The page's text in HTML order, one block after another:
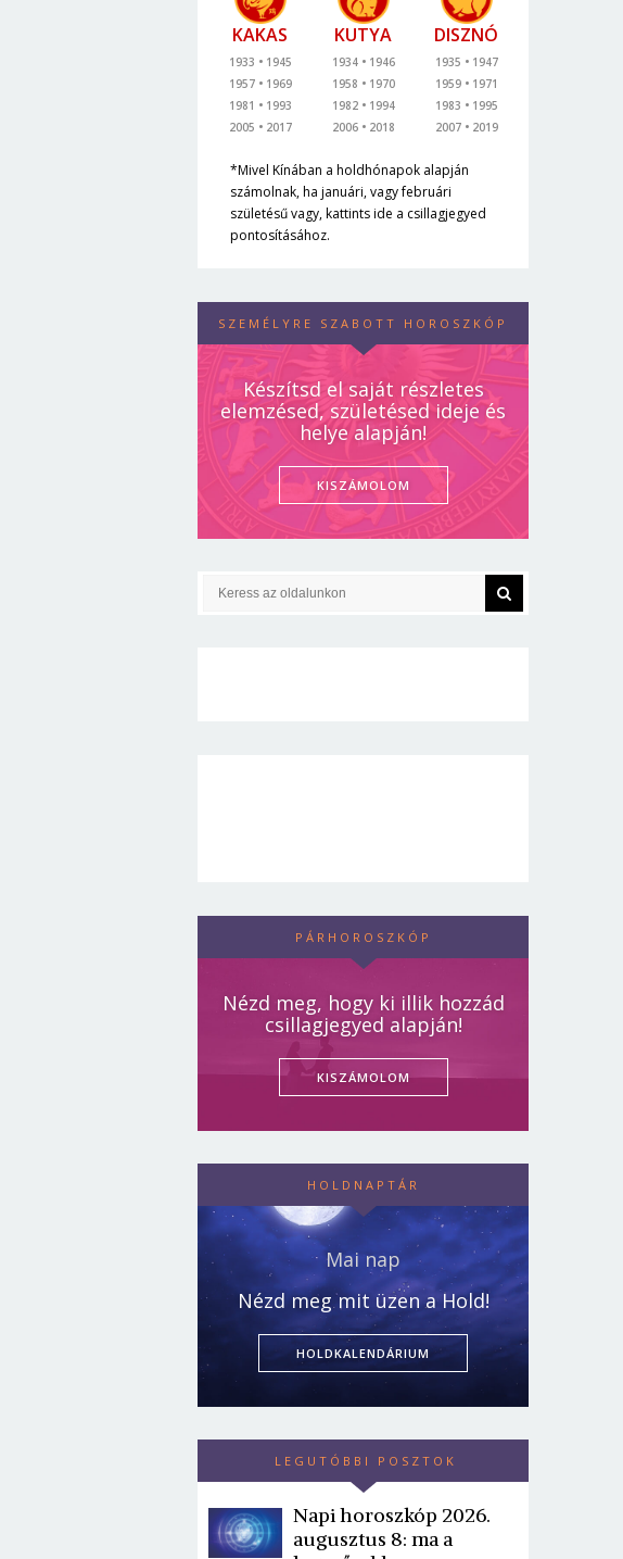
KAKAS
1933
1945
1957
1969
1981
1993
2005
2017
KUTYA
1934
1946
1958
1970
1982
1994
2006
2018
DISZNÓ
1935
1947
1959
1971
1983
1995
2007
2019
*Mivel Kínában a holdhónapok alapján
számolnak, ha januári, vagy februári
születésű vagy, kattints ide a csillagjegyed
pontosításához.
SZEMÉLYRE SZABOTT HOROSZKÓP
Készítsd el saját részletes
elemzésed, születésed ideje és
helye alapján!
KISZÁMOLOM
PÁRHOROSZKÓP
Nézd meg, hogy ki illik hozzád
csillagjegyed alapján!
KISZÁMOLOM
HOLDNAPTÁR
Mai nap
Nézd meg mit üzen a Hold!
HOLDKALENDÁRIUM
LEGUTÓBBI POSZTOK
Napi horoszkóp 2026.
augusztus 8: ma a